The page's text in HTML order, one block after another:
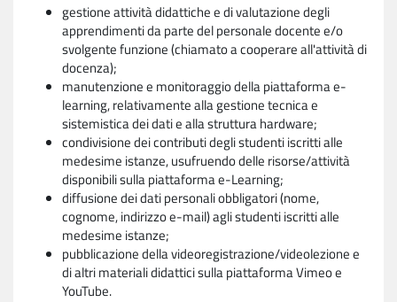
gestione attività didattiche e di valutazione degli
apprendimenti da parte del personale docente e/o
svolgente funzione (chiamato a cooperare all'attività di
docenza);
manutenzione e monitoraggio della piattaforma e-
learning, relativamente alla gestione tecnica e
sistemistica dei dati e alla struttura hardware;
condivisione dei contributi degli studenti iscritti alle
medesime istanze, usufruendo delle risorse/attività
disponibili sulla piattaforma e-Learning;
diffusione dei dati personali obbligatori (nome,
cognome, indirizzo e-mail) agli studenti iscritti alle
medesime istanze;
pubblicazione della videoregistrazione/videolezione e
di altri materiali didattici sulla piattaforma Vimeo e
YouTube.